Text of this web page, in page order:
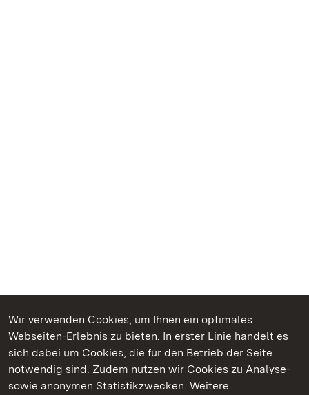
Wir verwenden Cookies, um Ihnen ein optimales
Webseiten-Erlebnis zu bieten. In erster Linie handelt es
sich dabei um Cookies, die für den Betrieb der Seite
notwendig sind. Zudem nutzen wir Cookies zu Analyse-
sowie anonymen Statistikzwecken. Weitere
Kommen. Staunen. Genießen.